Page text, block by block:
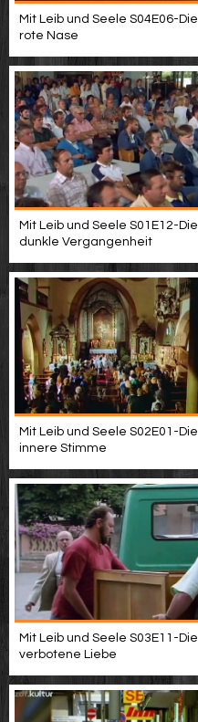
Mit Leib und Seele S04E06-Die
rote Nase
Mit Leib und Seele S01E12-Die
dunkle Vergangenheit
Mit Leib und Seele S02E01-Die
innere Stimme
Mit Leib und Seele S03E11-Die
verbotene Liebe